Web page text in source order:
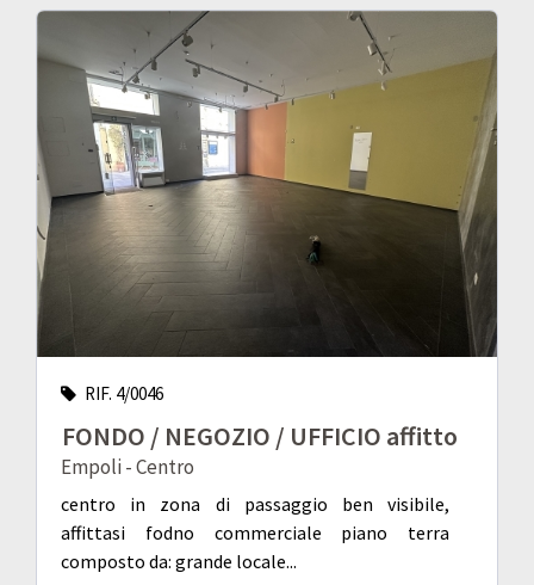
RIF. 4/0046
FONDO / NEGOZIO / UFFICIO affitto
Empoli - Centro
centro in zona di passaggio ben visibile,
affittasi fodno commerciale piano terra
composto da: grande locale...